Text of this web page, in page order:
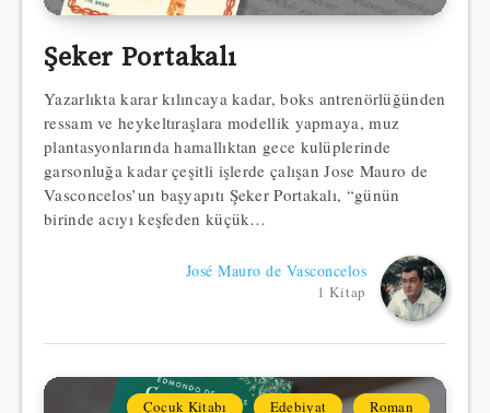
Şeker Portakalı
Yazarlıkta karar kılıncaya kadar, boks antrenörlüğünden
ressam ve heykeltıraşlara modellik yapmaya, muz
plantasyonlarında hamallıktan gece kulüplerinde
garsonluğa kadar çeşitli işlerde çalışan Jose Mauro de
Vasconcelos’un başyapıtı Şeker Portakalı, “günün
birinde acıyı keşfeden küçük…
José Mauro de Vasconcelos
1 Kitap
Çocuk Kitabı Edebiyat Roman